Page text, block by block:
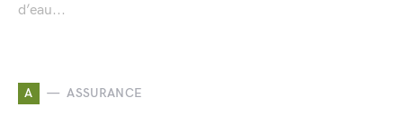
d’eau...
A ASSURANCE